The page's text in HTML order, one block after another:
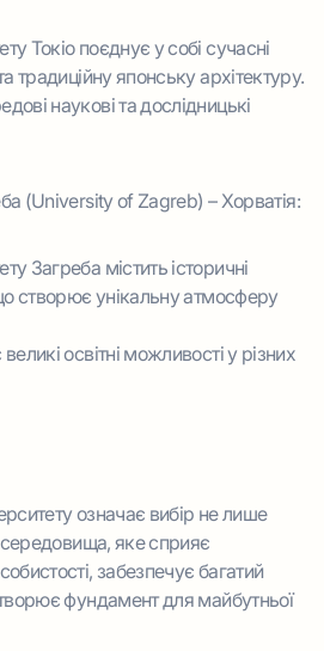
Токіо поєднує у собі сучасні
традиційну японську архітектуру.
наукові та дослідницькі
(University of Zagreb) – Хорватія:
Загреба містить історичні
створює унікальну атмосферу
освітні можливості у різних
означає вибір не лише
середовища, яке сприяє
забезпечує багатий
фундамент для майбутньої